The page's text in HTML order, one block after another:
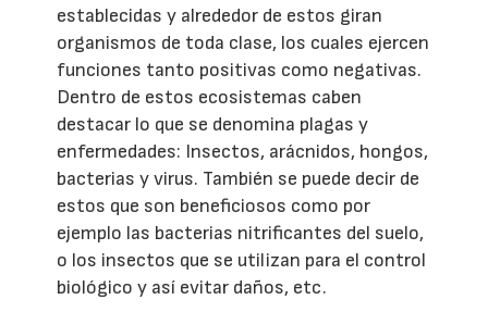
establecidas y alrededor de estos giran
organismos de toda clase, los cuales ejercen
funciones tanto positivas como negativas.
Dentro de estos ecosistemas caben
destacar lo que se denomina plagas y
enfermedades: Insectos, arácnidos, hongos,
bacterias y virus. También se puede decir de
estos que son beneficiosos como por
ejemplo las bacterias nitrificantes del suelo,
o los insectos que se utilizan para el control
biológico y así evitar daños, etc.